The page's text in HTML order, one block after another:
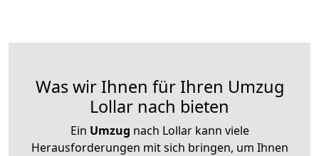
Was wir Ihnen für Ihren Umzug
Lollar nach bieten
Ein Umzug nach Lollar kann viele
Herausforderungen mit sich bringen, um Ihnen